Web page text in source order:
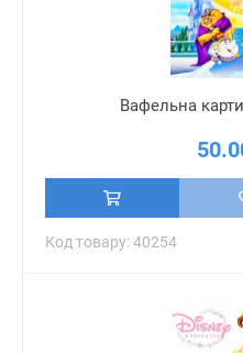
Вафельна
Код товару: 40254